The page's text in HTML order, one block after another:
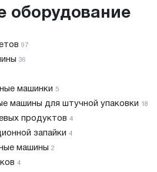
оборудование
97
36
машинки 5
машины для штучной упаковки 18
продуктов 4
запайки 4
машины 2
4